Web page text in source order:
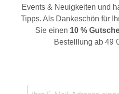
Events & Neuigkeiten und
Tipps. Als Dankeschön für
Sie einen 10 %
Bestelllung ab 49